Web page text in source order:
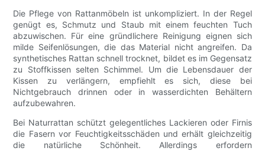
Die Pflege von Rattanmöbeln ist unkompliziert. In der Regel
genügt es, Schmutz und Staub mit einem feuchten Tuch
abzuwischen. Für eine gründlichere Reinigung eignen sich
milde Seifenlösungen, die das Material nicht angreifen. Da
synthetisches Rattan schnell trocknet, bildet es im Gegensatz
zu Stoffkissen selten Schimmel. Um die Lebensdauer der
Kissen zu verlängern, empfiehlt es sich, diese bei
Nichtgebrauch drinnen oder in wasserdichten Behältern
aufzubewahren.
Bei Naturrattan schützt gelegentliches Lackieren oder Firnis
die Fasern vor Feuchtigkeitsschäden und erhält gleichzeitig
die natürliche Schönheit. Allerdings erfordern